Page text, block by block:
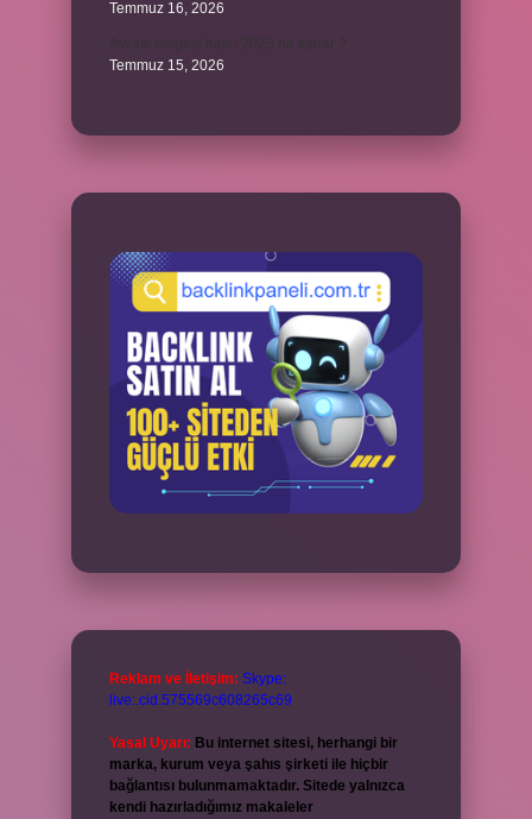
Temmuz 16, 2026
Temmuz 15, 2026
Reklam ve İletişim: Skype:
live:.cid.575569c608265c69
Yasal Uyarı: Bu internet sitesi, herhangi bir
marka, kurum veya şahıs şirketi ile hiçbir
bağlantısı bulunmamaktadır. Sitede yalnızca
kendi hazırladığımız makaleler